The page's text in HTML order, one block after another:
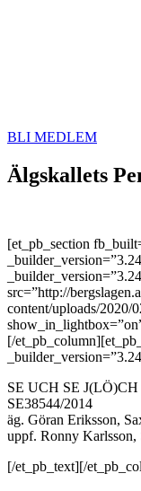
BLI MEDLEM
Älgskallets
[et_pb_section
src=”http://
content/uploads/2020/
[/
SE UCH SE J(LÖ)CH
SE38544/2014
äg. Göran Eriksson,
uppf. Ronny Karlsson,
[/et_pb_text][/